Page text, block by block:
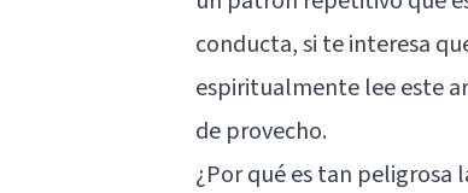
conducta, si te interesa
espiritualmente lee este
de provecho.
¿Por qué es tan peligrosa